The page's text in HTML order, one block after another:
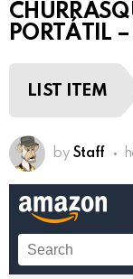
PORTÁTIL
LIST ITEM
by Staff